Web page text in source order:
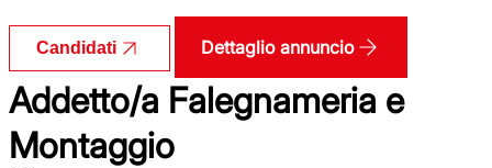
Candidati Dettaglio annuncio
Addetto/a Falegnameria e
Montaggio